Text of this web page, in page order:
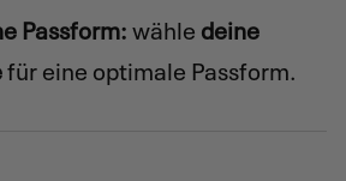
Passform:wähle deine
für eine optimale Passform.